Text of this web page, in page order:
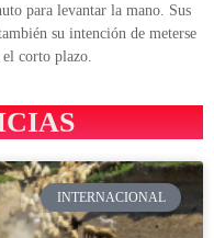
para levantar la mano. Sus
su intención de meterse
corto plazo.
INTERNACIONAL